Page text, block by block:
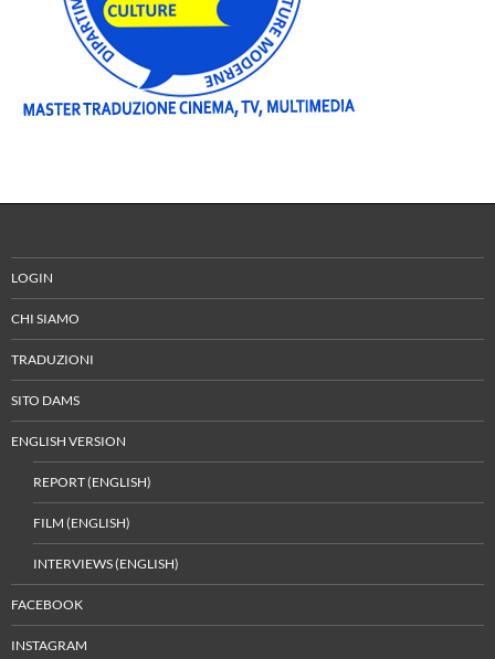
LOGIN
CHI SIAMO
TRADUZIONI
SITO DAMS
ENGLISH VERSION
REPORT (ENGLISH)
FILM (ENGLISH)
INTERVIEWS (ENGLISH)
FACEBOOK
INSTAGRAM